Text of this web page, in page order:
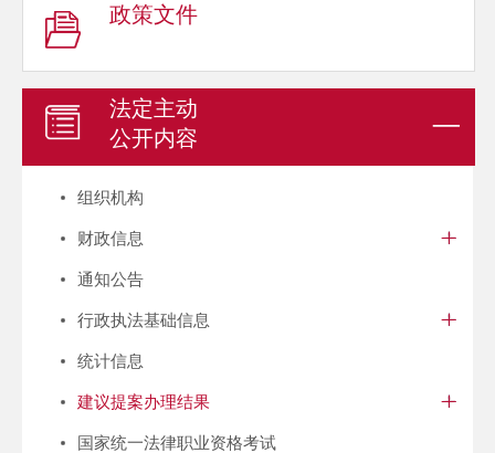
政策文件
法定主动
公开内容
组织机构
财政信息
通知公告
行政执法基础信息
统计信息
建议提案办理结果
国家统一法律职业资格考试